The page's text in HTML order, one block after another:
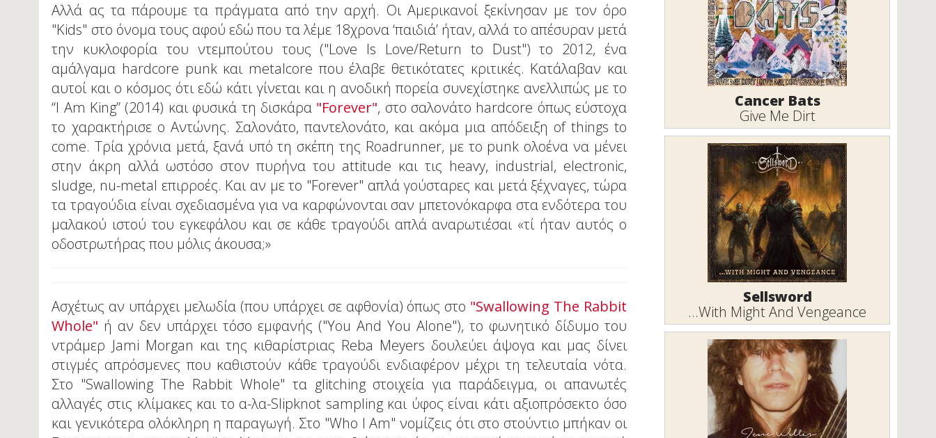
Αλλά ας τα πάρουμε τα πράγματα από την αρχή. Οι Αμερικανοί ξεκίνησαν με τον όρο
"Kids" στο όνομα τους αφού εδώ που τα λέμε 18χρονα ‘παιδιά’ ήταν, αλλά το απέσυραν μετά
την κυκλοφορία του ντεμπούτου τους ("Love Is Love/Return to Dust") το 2012, ένα
αμάλγαμα hardcore punk και metalcore που έλαβε θετικότατες κριτικές. Κατάλαβαν και
αυτοί και ο κόσμος ότι εδώ κάτι γίνεται και η ανοδική πορεία συνεχίστηκε ανελλιπώς με το
“I Am King” (2014) και φυσικά τη δισκάρα "Forever", στο σαλονάτο hardcore όπως εύστοχα
το χαρακτήρισε ο Αντώνης. Σαλονάτο, παντελονάτο, και ακόμα μια απόδειξη of things to
come. Τρία χρόνια μετά, ξανά υπό τη σκέπη της Roadrunner, με το punk ολοένα να μένει
στην άκρη αλλά ωστόσο στον πυρήνα του attitude και τις heavy, industrial, electronic,
sludge, nu-metal επιρροές. Και αν με το "Forever" απλά γούσταρες και μετά ξέχναγες, τώρα
τα τραγούδια είναι σχεδιασμένα για να καρφώνονται σαν μπετονόκαρφα στα ενδότερα του
μαλακού ιστού του εγκεφάλου και σε κάθε τραγούδι απλά αναρωτιέσαι «τί ήταν αυτός ο
οδοστρωτήρας που μόλις άκουσα;»
Ασχέτως αν υπάρχει μελωδία (που υπάρχει σε αφθονία) όπως στο "Swallowing The Rabbit
Whole" ή αν δεν υπάρχει τόσο εμφανής ("You And You Alone"), το φωνητικό δίδυμο του
ντράμερ Jami Morgan και της κιθαρίστριας Reba Meyers δουλεύει άψογα και μας δίνει
στιγμές απρόσμενες που καθιστούν κάθε τραγούδι ενδιαφέρον μέχρι τη τελευταία νότα.
Στο "Swallowing The Rabbit Whole" τα glitching στοιχεία για παράδειγμα, οι απανωτές
αλλαγές στις κλίμακες και το α-λα-Slipknot sampling και ύφος είναι κάτι αξιοπρόσεκτο όσο
και γενικότερα ολόκληρη η παραγωγή. Στο "Who I Am" νομίζεις ότι στο στούντιο μπήκαν οι
Cancer Bats
Give Me Dirt
Sellsword
...With Might And Vengeance